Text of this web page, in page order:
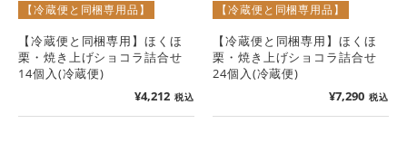
【冷蔵便と同梱専用品】
【冷蔵便と同梱専用】ほくほ
栗・焼き上げショコラ詰合せ
14個入(冷蔵便)
¥4,212 税込
【冷蔵便と同梱専用品】
【冷蔵便と同梱専用】ほくほ
栗・焼き上げショコラ詰合せ
24個入(冷蔵便)
¥7,290 税込